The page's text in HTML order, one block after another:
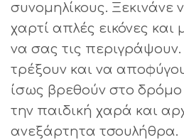
συνομηλίκους. Ξεκινάνε
χαρτί απλές εικόνες
να σας τις
τρέξουν και να
ίσως βρεθούν στο
την παιδική χαρά και
ανεξάρτητα τσουλήθρα.